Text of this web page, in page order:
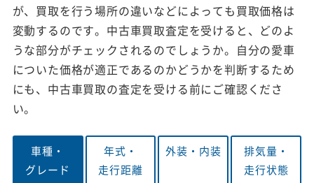
が、買取を行う場所の違いなどによっても買取価格は
変動するのです。中古車買取査定を受けると、どのよ
うな部分がチェックされるのでしょうか。自分の愛車
についた価格が適正であるのかどうかを判断するため
にも、中古車買取の査定を受ける前にご確認くださ
い。
車種・
グレード
年式・
走行距離
外装・ 内装
排気量・
走行状態